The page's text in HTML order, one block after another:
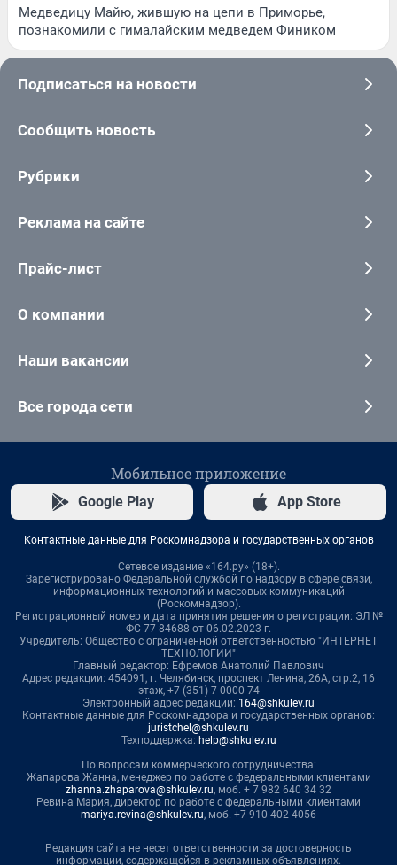
Медведицу Майю, жившую на цепи в Приморье,
познакомили с гималайским медведем Фиником
Подписаться на новости
Сообщить новость
Рубрики
Реклама на сайте
Прайс-лист
О компании
Наши вакансии
Все города сети
Мобильное приложение
Google Play App Store
Контактные данные для Роскомнадзора и государственных органов
Сетевое издание «164.ру» (18+).
Зарегистрировано Федеральной службой по надзору в сфере связи,
информационных технологий и массовых коммуникаций
(Роскомнадзор).
Регистрационный номер и дата принятия решения о регистрации: ЭЛ №
ФС 77-84688 от 06.02.2023 г.
Учредитель: Общество с ограниченной ответственностью "ИНТЕРНЕТ
ТЕХНОЛОГИИ"
Главный редактор: Ефремов Анатолий Павлович
Адрес редакции: 454091, г. Челябинск, проспект Ленина, 26А, стр.2, 16
этаж, +7 (351) 7-0000-74
Электронный адрес редакции: 164@shkulev.ru
Контактные данные для Роскомнадзора и государственных органов:
juristchel@shkulev.ru
Техподдержка: help@shkulev.ru
По вопросам коммерческого сотрудничества:
Жапарова Жанна, менеджер по работе с федеральными клиентами
zhanna.zhaparova@shkulev.ru, моб. + 7 982 640 34 32
Ревина Мария, директор по работе с федеральными клиентами
mariya.revina@shkulev.ru, моб. +7 910 402 4056
Редакция сайта не несет ответственности за достоверность
информации, содержащейся в рекламных объявлениях.